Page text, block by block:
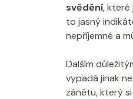
svědění, které
to jasný
nepříjemné a
Dalším
vypadá jinak
zánětu, který‍